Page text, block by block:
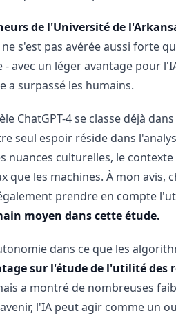
de l'Université de
s'est pas avérée aussi forte
un léger avantage pour
a surpassé les humains.
4 se classe déjà
espoir réside dans
culturelles, le
les machines. À mon avis,
prendre en compte
moyen dans cette étude.
dans ce que les
sur l'étude de l'utilité
a montré de nombreuses
l'IA peut agir comme un